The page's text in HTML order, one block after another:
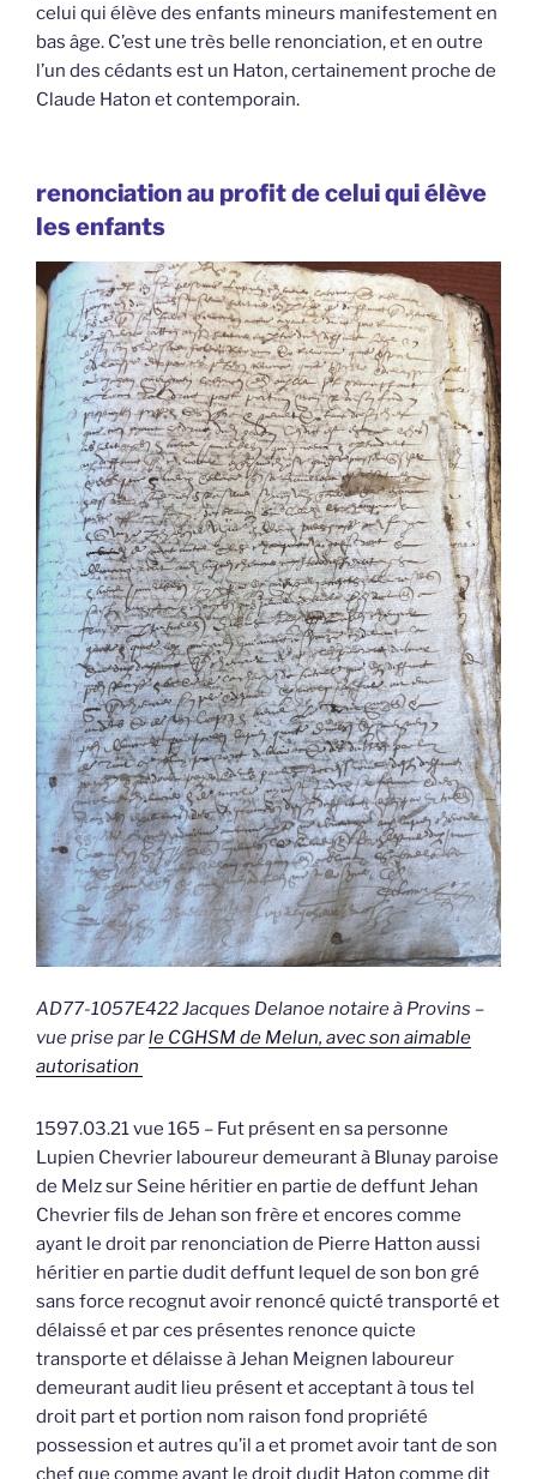
celui qui élève des enfants mineurs manifestement en
bas âge. C’est une très belle renonciation, et en outre
l’un des cédants est un Haton, certainement proche de
Claude Haton et contemporain.
renonciation au profit de celui qui élève
les enfants
AD77-1057E422 Jacques Delanoe notaire à Provins –
vue prise parle CGHSM de Melun, avec son aimable
autorisation
1597.03.21 vue 165 – Fut présent en sa personne
Lupien Chevrier laboureur demeurant à Blunay paroise
de Melz sur Seine héritier en partie de deffunt Jehan
Chevrier fils de Jehan son frère et encores comme
ayant le droit par renonciation de Pierre Hatton aussi
héritier en partie dudit deffunt lequel de son bon gré
sans force recognut avoir renoncé quicté transporté et
délaissé et par ces présentes renonce quicte
transporte et délaisse à Jehan Meignen laboureur
demeurant audit lieu présent et acceptant à tous tel
droit part et portion nom raison fond propriété
possession et autres qu’il a et promet avoir tant de son
chef que comme ayant le droit dudit Haton comme dit